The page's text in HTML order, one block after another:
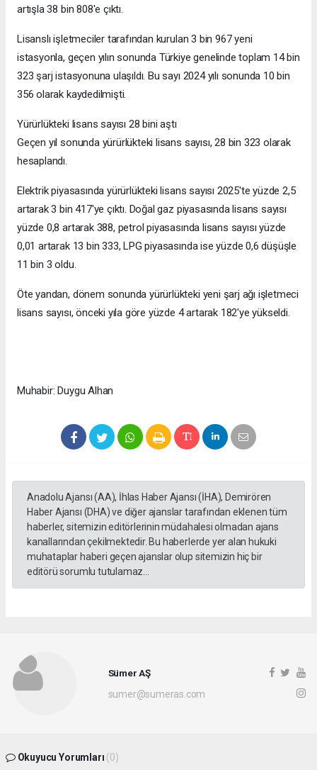
artışla 38 bin 808'e çıktı.
Lisanslı işletmeciler tarafından kurulan 3 bin 967 yeni
istasyonla, geçen yılın sonunda Türkiye genelinde toplam 14 bin
323 şarj istasyonuna ulaşıldı. Bu sayı 2024 yılı sonunda 10 bin
356 olarak kaydedilmişti.
Yürürlükteki lisans sayısı 28 bini aştı
Geçen yıl sonunda yürürlükteki lisans sayısı, 28 bin 323 olarak
hesaplandı.
Elektrik piyasasında yürürlükteki lisans sayısı 2025'te yüzde 2,5
artarak 3 bin 417'ye çıktı. Doğal gaz piyasasında lisans sayısı
yüzde 0,8 artarak 388, petrol piyasasında lisans sayısı yüzde
0,01 artarak 13 bin 333, LPG piyasasında ise yüzde 0,6 düşüşle
11 bin 3 oldu.
Öte yandan, dönem sonunda yürürlükteki yeni şarj ağı işletmeci
lisans sayısı, önceki yıla göre yüzde 4 artarak 182'ye yükseldi.
Muhabir: Duygu Alhan
Anadolu Ajansı (AA), İhlas Haber Ajansı (İHA), Demirören
Haber Ajansı (DHA) ve diğer ajanslar tarafından eklenen tüm
haberler, sitemizin editörlerinin müdahalesi olmadan ajans
kanallarından çekilmektedir. Bu haberlerde yer alan hukuki
muhataplar haberi geçen ajanslar olup sitemizin hiç bir
editörü sorumlu tutulamaz...
Sümer AŞ
sumer@sumeras.com
Okuyucu Yorumları (0)